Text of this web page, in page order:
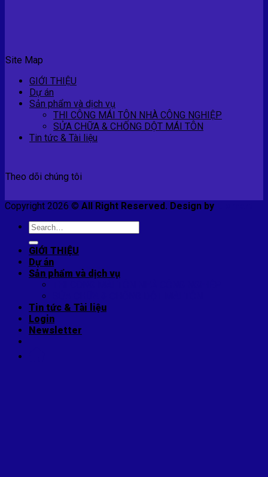
Site Map
GIỚI THIỆU
Dự án
Sản phẩm và dịch vụ
THI CÔNG MÁI TÔN NHÀ CÔNG NGHIỆP
SỬA CHỮA & CHỐNG DỘT MÁI TÔN
Tin tức & Tài liệu
Theo dõi chúng tôi
Copyright 2026 © All Right Reserved. Design by
Search
for:
GIỚI THIỆU
Dự án
Sản phẩm và dịch vụ
Tin tức & Tài liệu
Login
Newsletter